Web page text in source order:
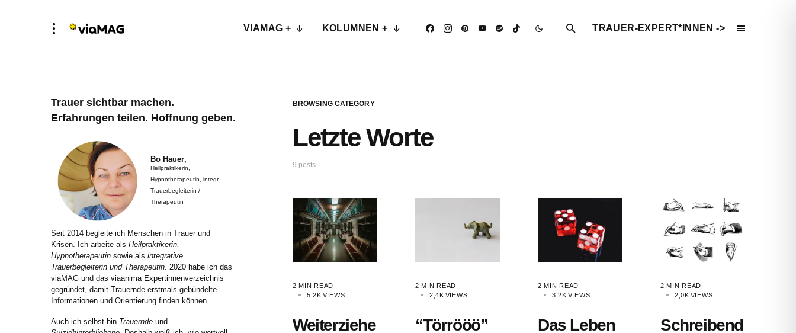
VIAMAG + KOLUMNEN + TRAUER-EXPERT*INNEN ->
BROWSING CATEGORY
Letzte Worte
9 posts
2 MIN READ
5,2K VIEWS
Weiterziehe
2 MIN READ
2,4K VIEWS
“Törrööö”
2 MIN READ
3,2K VIEWS
Das Leben
2 MIN READ
2,0K VIEWS
Schreibend
Trauer sichtbar machen.
Erfahrungen teilen. Hoffnung geben.
Bo Hauer,
Heilpraktikerin,
Hypnotherapeutin, integr.
Trauerbegleiterin /-
Therapeutin
Seit 2014 begleite ich Menschen in Trauer und
Krisen. Ich arbeite als Heilpraktikerin,
Hypnotherapeutin sowie als integrative
Trauerbegleiterin und Therapeutin. 2020 habe ich das
viaMAG und das viaanima Expertinnenverzeichnis
gegründet, damit Trauernde erstmals gebündelte
Informationen und Orientierung finden können.
Auch ich selbst bin Trauernde und